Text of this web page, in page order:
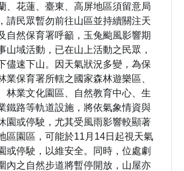
、花蓮、臺東、高屏地區須留意局
請民眾暫勿前往山區並持續關注天
自然保育署呼籲，玉兔颱風影響期
山域活動，已在山上活動之民眾，
儘速下山。因天氣狀況多變，為保
業保育署所轄之國家森林遊樂區、
林業文化園區、自然教育中心、生
鐵路等軌道設施，將依氣象情資與
園或停駛，尤其受風雨影響較顯著
區園區，可能於11月14日起視天氣
或停駛，以維安全。同時，位處劇
內之自然步道將暫停開放，山屋亦